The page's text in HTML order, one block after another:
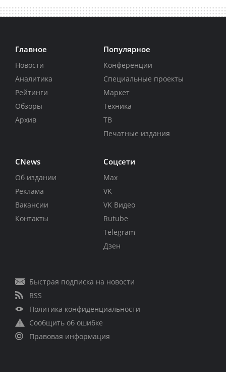
Главное
Новости
Аналитика
Рейтинги
Обзоры
Архив
Популярное
Конференции
Специальные проекты
Маркет
Техника
ТВ
Печатные издания
CNews
Об издании
Реклама
Вакансии
Контакты
Соцсети
Max
VK
VK Видео
Rutube
Telegram
Дзен
Быстрая подписка на новости
RSS
Политика конфиденциальности
Сообщить об ошибке
Правовая информация